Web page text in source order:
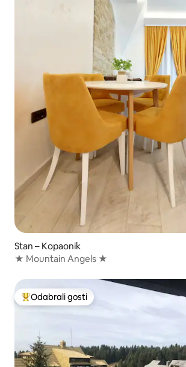
Stan – Kopaonik
★ Mountain Angels ★
Među najviše rangiranima s oznakom
Odabrali gosti